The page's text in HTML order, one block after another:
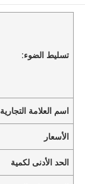
تسليط الضوء:
اسم العلامة التجارية
الأسعار
الحد الأدنى لكمية